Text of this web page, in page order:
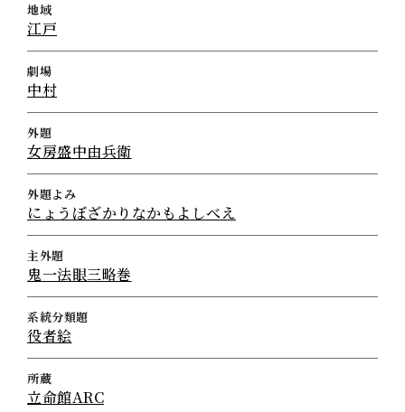
地域
江戸
劇場
中村
外題
女房盛中由兵衛
外題よみ
にょうぼざかりなかもよしべえ
主外題
鬼一法眼三略巻
系統分類題
役者絵
所蔵
立命館ARC